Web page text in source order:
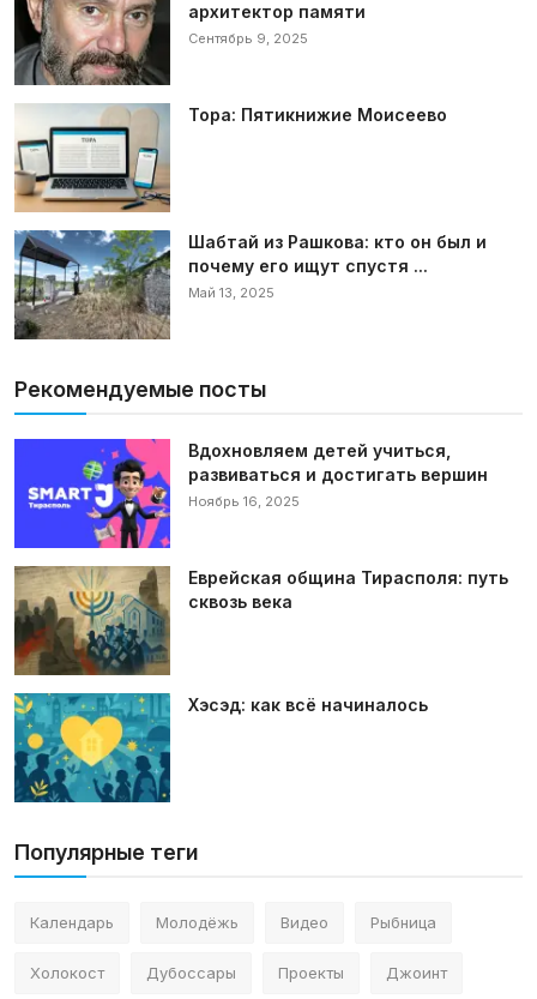
архитектор памяти
Сентябрь 9, 2025
Тора: Пятикнижие Моисеево
Шабтай из Рашкова: кто он был и
почему его ищут спустя ...
Май 13, 2025
Рекомендуемые посты
Вдохновляем детей учиться,
развиваться и достигать вершин
Ноябрь 16, 2025
Еврейская община Тирасполя: путь
сквозь века
Хэсэд: как всё начиналось
Популярные теги
Календарь Молодёжь Видео Рыбница
Холокост Дубоссары Проекты Джоинт